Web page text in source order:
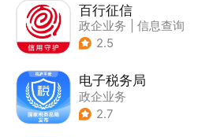
百行征信
政企业务
信息查询
| 业务咨询办理
2.5
电子税务局
政企业务
2.7